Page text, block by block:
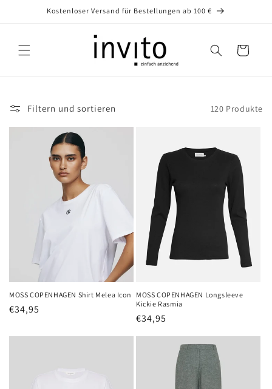
Kostenloser Versand für Bestellungen ab 100 €
Warenkorb
Filtern und sortieren 120 Produkte
MOSS COPENHAGEN Shirt Melea Icon
Normaler
€34,95
MOSS COPENHAGEN Longsleeve
Kickie Rasmia
Normaler
Preis
€34,95